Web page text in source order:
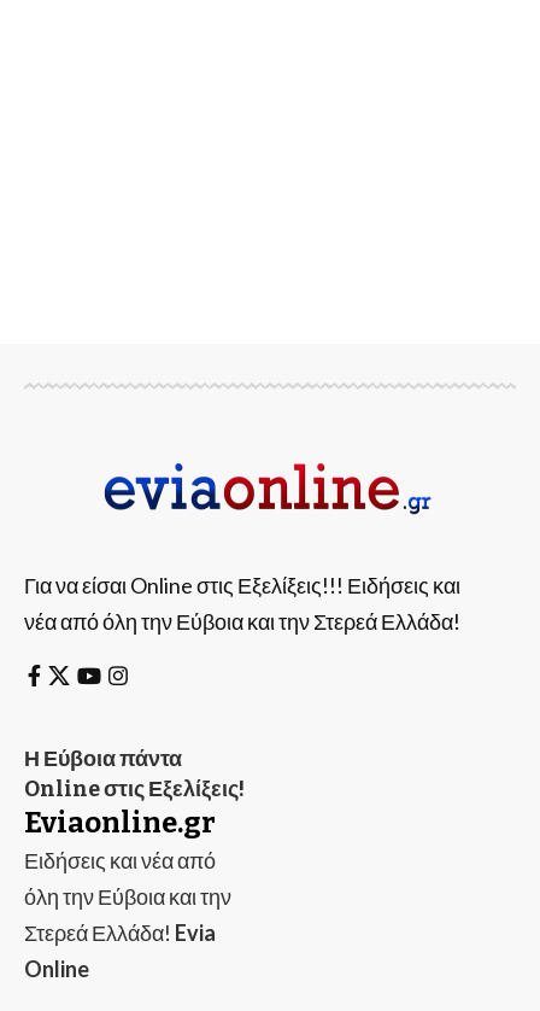
Για να είσαι Online στις Εξελίξεις!!! Ειδήσεις και
νέα από όλη την Εύβοια και την Στερεά Ελλάδα!
Η Εύβοια πάντα
Online στις Εξελίξεις!
Eviaonline.gr
Ειδήσεις και νέα από
όλη την Εύβοια και την
Στερεά Ελλάδα! Evia
Online